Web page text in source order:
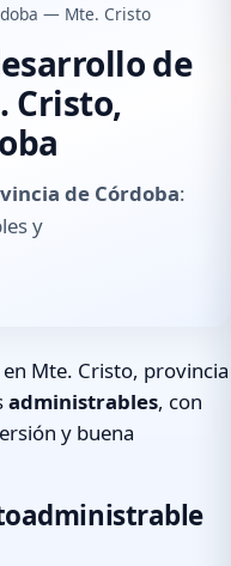
— Mte. Cristo
de
Cristo,
de Córdoba:
y
en Mte. Cristo, provincia
administrables, con
y buena